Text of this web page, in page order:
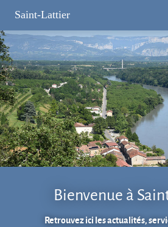
Saint-Lattier
Bienvenue à
Retrouvez ici les actualités,